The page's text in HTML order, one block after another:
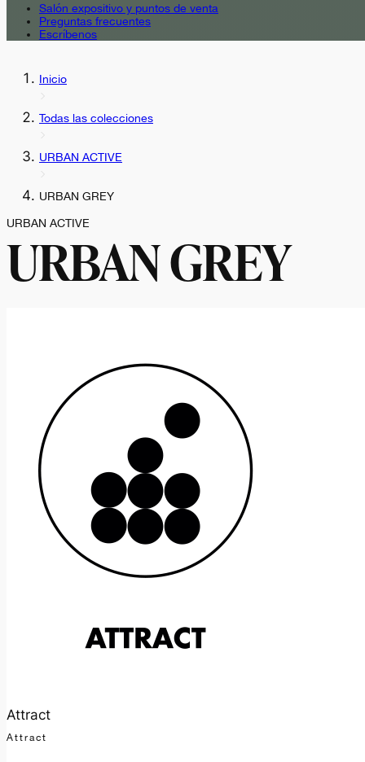
Salón expositivo y puntos de venta
Preguntas frecuentes
Escríbenos
Inicio
Todas las colecciones
URBAN ACTIVE
URBAN GREY
URBAN ACTIVE
URBAN GREY
Attract
Attract